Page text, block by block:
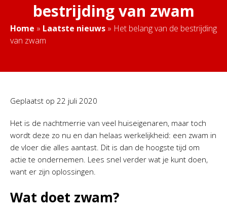
bestrijding van zwam
Home » Laatste nieuws » Het belang van de bestrijding
van zwam
Geplaatst op 22 juli 2020
Het is de nachtmerrie van veel huiseigenaren, maar toch
wordt deze zo nu en dan helaas werkelijkheid: een zwam in
de vloer die alles aantast. Dit is dan de hoogste tijd om
actie te ondernemen. Lees snel verder wat je kunt doen,
want er zijn oplossingen.
Wat doet zwam?